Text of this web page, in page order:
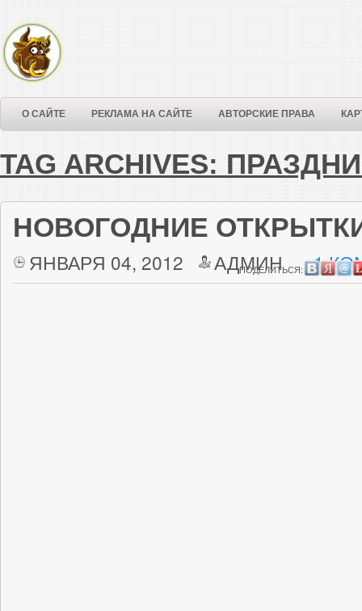
О САЙТЕ РЕКЛАМА НА САЙТЕ АВТОРСКИЕ ПРАВА
TAG ARCHIVES:
НОВОГОДНИЕ
ЯНВАРЯ 04, 2012 АДМИН 1
ПОДЕЛИТЬСЯ: